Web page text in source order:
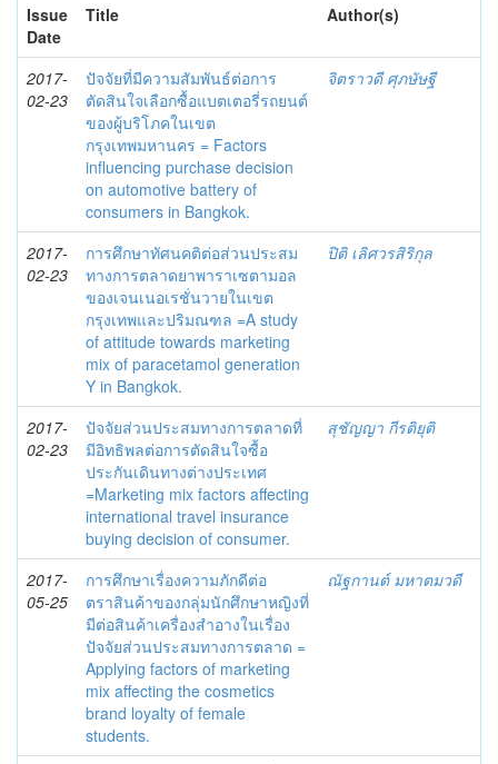
Issue
Date
Title Author(s)
2017-
02-23
ปัจจัยที่มีความสัมพันธ์ต่อการ
ตัดสินใจเลือกซื้อแบตเตอรี่รถยนต์
ของผู้บริโภคในเขต
กรุงเทพมหานคร = Factors
influencing purchase decision
on automotive battery of
consumers in Bangkok.
จิตราวดี ศุภษัษฐี
2017-
02-23
การศึกษาทัศนคติต่อส่วนประสม
ทางการตลาดยาพาราเซตามอล
ของเจนเนอเรชั่นวายในเขต
กรุงเทพและปริมณฑล =A study
of attitude towards marketing
mix of paracetamol generation
Y in Bangkok.
ปิติ เลิศวรสิริกุล
2017-
02-23
ปัจจัยส่วนประสมทางการตลาดที่
มีอิทธิพลต่อการตัดสินใจซื้อ
ประกันเดินทางต่างประเทศ
=Marketing mix factors affecting
international travel insurance
buying decision of consumer.
สุชัญญา กีรติยุติ
2017-
05-25
การศึกษาเรื่องความภักดีต่อ
ตราสินค้าของกลุ่มนักศึกษาหญิงที่
มีต่อสินค้าเครื่องสำอางในเรื่อง
ปัจจัยส่วนประสมทางการตลาด =
Applying factors of marketing
mix affecting the cosmetics
brand loyalty of female
students.
ณัฐกานต์ มหาตมวดี